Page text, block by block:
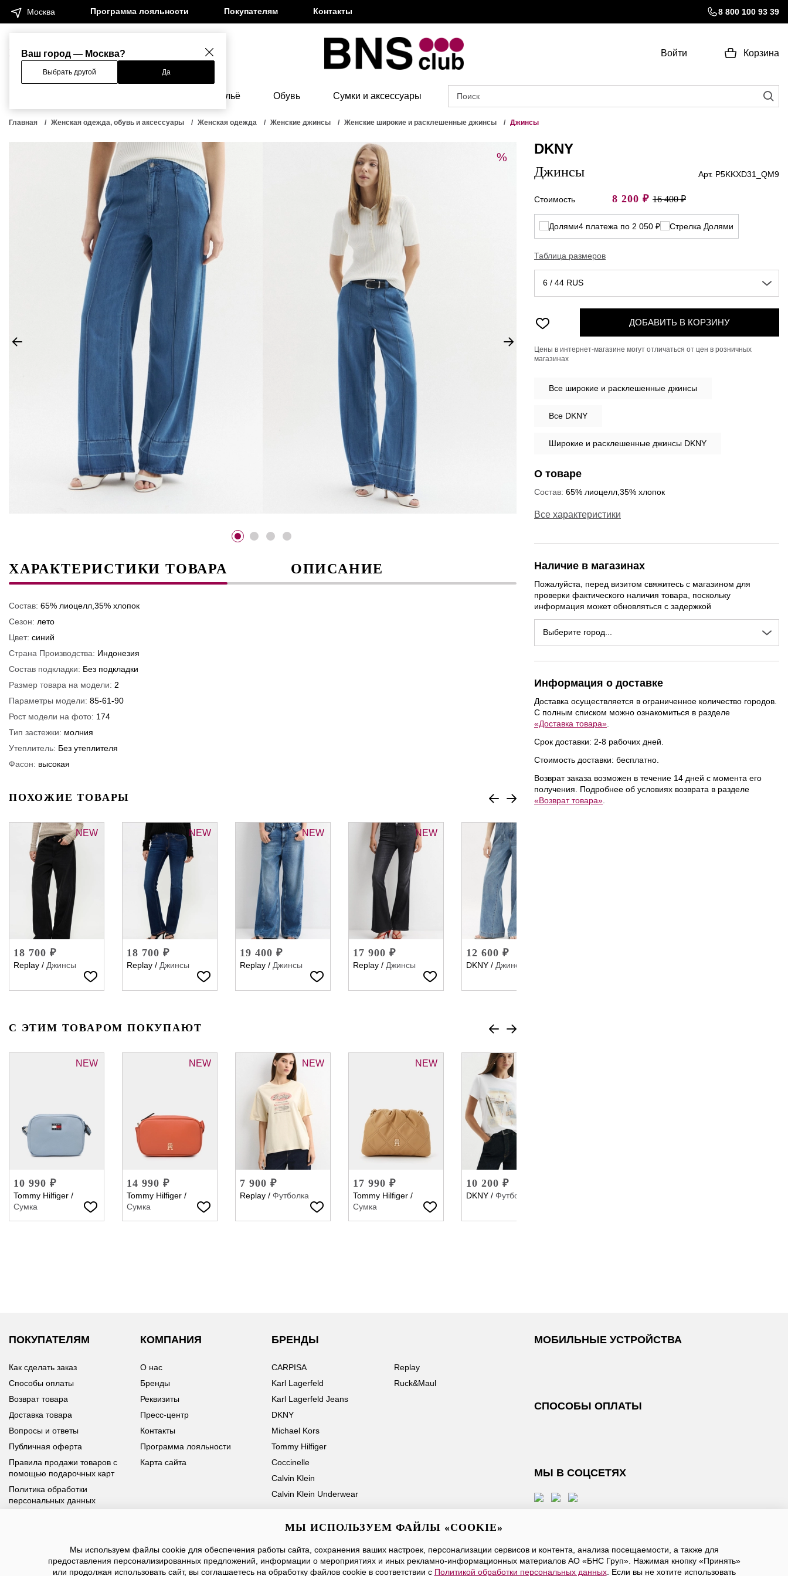
Ваш город — Москва?
Выбрать другой Да
Москва Программа лояльности Покупателям Контакты 8 800 100 93 39
Женщинам Мужчинам Войти Корзина
Бельё Обувь Сумки и аксессуары
Главная Женская одежда, обувь и аксессуары Женская одежда Женские джинсы Женские широкие и расклешенные джинсы Джинсы
%
ХАРАКТЕРИСТИКИ ТОВАРА ОПИСАНИЕ
Состав: 65% лиоцелл,35% хлопок
Сезон: лето
Цвет: синий
Страна Производства: Индонезия
Состав подкладки: Без подкладки
Размер товара на модели: 2
Параметры модели: 85-61-90
Рост модели на фото: 174
Тип застежки: молния
Утеплитель: Без утеплителя
Фасон: высокая
ПОХОЖИЕ ТОВАРЫ
NEW
18 700 ₽
Replay / Джинсы
NEW
18 700 ₽
Replay / Джинсы
NEW
19 400 ₽
Replay / Джинсы
NEW
17 900 ₽
Replay / Джинсы
12 600 ₽
DKNY / Джинсы
С ЭТИМ ТОВАРОМ ПОКУПАЮТ
NEW
10 990 ₽
Tommy Hilfiger /
Сумка
NEW
14 990 ₽
Tommy Hilfiger /
Сумка
NEW
7 900 ₽
Replay / Футболка
NEW
17 990 ₽
Tommy Hilfiger /
Сумка
10 200 ₽
DKNY / Футболка
DKNY
Джинсы Арт. P5KKXD31_QM9
Стоимость 8 200 ₽ 16 400 ₽
4 платежа по 2 050 ₽
Таблица размеров
6 / 44 RUS
ДОБАВИТЬ В КОРЗИНУ
Цены в интернет-магазине могут отличаться от цен в розничных
магазинах
Все широкие и расклешенные джинсы
Все DKNY
Широкие и расклешенные джинсы DKNY
О товаре
Состав: 65% лиоцелл,35% хлопок
Все характеристики
Наличие в магазинах
Пожалуйста, перед визитом свяжитесь с магазином для
проверки фактического наличия товара, поскольку
информация может обновляться с задержкой
Выберите город...
Информация о доставке
Доставка осуществляется в ограниченное количество городов.
С полным списком можно ознакомиться в разделе
«Доставка товара»
Срок доставки: 2-8 рабочих дней.
Стоимость доставки: бесплатно.
Возврат заказа возможен в течение 14 дней с момента его
получения. Подробнее об условиях возврата в разделе
«Возврат товара»
ПОКУПАТЕЛЯМ
Как сделать заказ
Способы оплаты
Возврат товара
Доставка товара
Вопросы и ответы
Публичная оферта
Правила продажи товаров с
помощью подарочных карт
Политика обработки
персональных данных
КОМПАНИЯ
О нас
Бренды
Реквизиты
Пресс-центр
Контакты
Программа лояльности
Карта сайта
БРЕНДЫ
CARPISA
Karl Lagerfeld
Karl Lagerfeld Jeans
DKNY
Michael Kors
Tommy Hilfiger
Coccinelle
Calvin Klein
Calvin Klein Underwear
Replay
Ruck&Maul
МОБИЛЬНЫЕ УСТРОЙСТВА
СПОСОБЫ ОПЛАТЫ
МЫ В СОЦСЕТЯХ
У вас возникли вопросы?
Позвоните нам по телефону8 800 100 93 39или заполните
форму, мы обязательно с вами свяжемся
Ваше имя Email
Нажимая на кнопку «Отправить», вы принимаете условияПубличной оферты, даетесогласие на обработку персональных данных
МЫ ИСПОЛЬЗУЕМ ФАЙЛЫ «COOKIE»
Мы используем файлы cookie для обеспечения работы сайта, сохранения ваших настроек, персонализации сервисов и контента, анализа посещаемости, а также для
предоставления персонализированных предложений, информации о мероприятиях и иных рекламно-информационных материалов АО «БНС Груп». Нажимая кнопку «Принять»
или продолжая использовать сайт, вы соглашаетесь на обработку файлов cookie в соответствии с Политикой обработки персональных данных. Если вы не хотите использовать